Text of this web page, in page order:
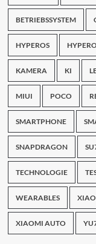
BETRIEBSSYSTEM
HYPEROS
KAMERA KI
MIUI POCO
SMARTPHONE
SNAPDRAGON
TECHNOLOGIE
WEARABLES
XIAOMI AUTO